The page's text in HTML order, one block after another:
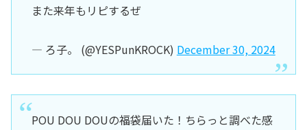
また来年もリピするぜ
— ろ子。 (@YESPunKROCK) December 30, 2024
POU DOU DOUの福袋届いた！ちらっと調べた感